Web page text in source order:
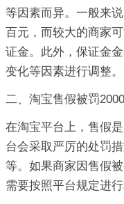
等因素而异。一般来
百元，而较大的商家
证金。此外，保证金
变化等因素进行调整。
二、淘宝售假被罚
在淘宝平台上，售假
台会采取严厉的处罚
等。如果商家因售假
需要按照平台规定进行